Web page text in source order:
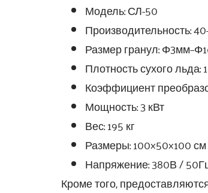
Модель: СЛ-50
Производительность:
Размер гранул:
Плотность сухого льда:
Коэффициент
Мощность: 3 кВт
Вес: 195 кг
Размеры: 100×50×100 см
Напряжение: 380В /
Кроме того,